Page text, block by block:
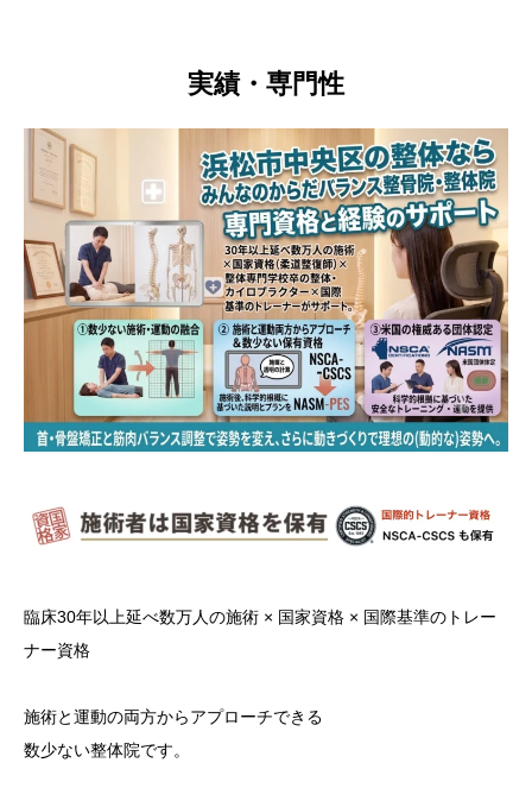
実績・専門性
臨床30年以上延べ数万人の施術 × 国家資格 × 国際基準のトレー
ナー資格
施術と運動の両方からアプローチできる
数少ない整体院です。